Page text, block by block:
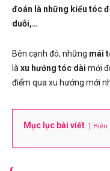
đoán là những kiểu tóc
duỗi,…
Bên cạnh đó, những mái
là xu hướng tóc dài mới
điểm qua xu hướng mới
Mục lục bài viết Hiện